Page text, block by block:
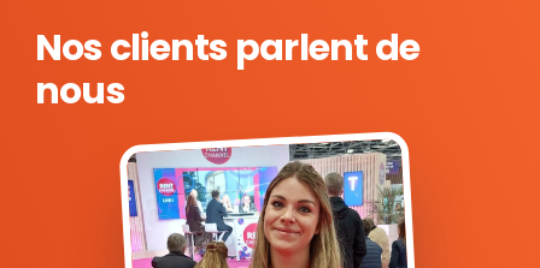
Nos clients parlent de
nous